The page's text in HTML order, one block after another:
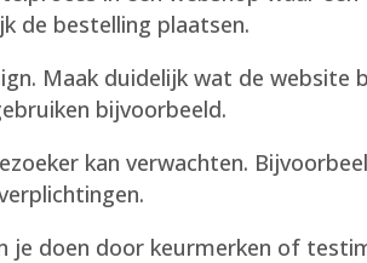
de bestelling plaatsen.
Maak duidelijk wat de website
bijvoorbeeld.
kan verwachten.
je doen door keurmerken of